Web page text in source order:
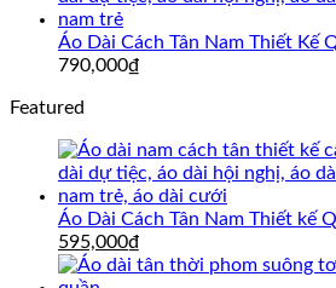
Áo Dài Cách Tân Nam Thiết Kế
790,000₫
Featured
Áo Dài Cách Tân Nam Thiết kế
Giá
gốc
595,000₫
hiện